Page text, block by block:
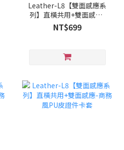
Leather-L8【雙面感應系
列】直橫共用+雙面感應-
商務風PU皮證件卡套
NT$699